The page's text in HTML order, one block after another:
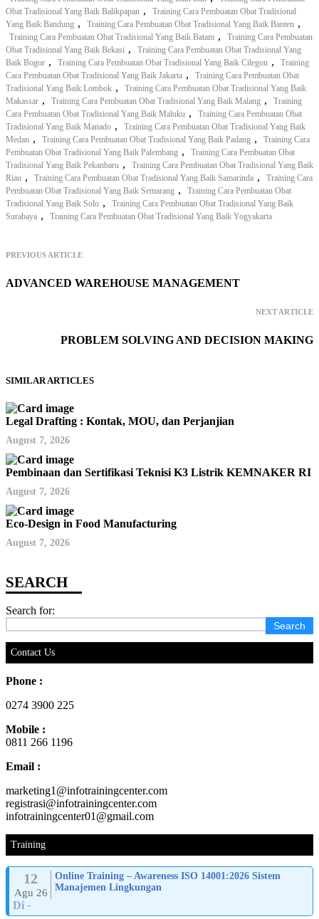
Obat Tradisional Yang Baik Balikpapan ,
Training Cara Pembuatan Obat Tradisional
Yang Baik Bandung , Training Cara Pembuatan Obat Tradisional Yang Baik Banten ,
Training Cara Pembuatan Obat Tradisional Yang Baik Batam ,
Training Cara Pembuatan
Obat Tradisional Yang Baik Bekasi ,
Training Cara Pembuatan Obat Tradisional Yang
Baik Bogor , Training Cara Pembuatan Obat Tradisional Yang Baik Cilegon ,
Training
Cara Pembuatan Obat Tradisional Yang Baik Jakarta ,
Training Cara Pembuatan Obat
Tradisional Yang Baik Lombok ,
Training Cara Pembuatan Obat Tradisional Yang Baik
Makassar , Training Cara Pembuatan Obat Tradisional Yang Baik Malang ,
Training
Cara Pembuatan Obat Tradisional Yang Baik Maluku ,
Training Cara Pembuatan Obat
Tradisional Yang Baik Manado ,
Training Cara Pembuatan Obat Tradisional Yang Baik
Medan , Training Cara Pembuatan Obat Tradisional Yang Baik Padang ,
Training Cara
Pembuatan Obat Tradisional Yang Baik Palembang ,
Training Cara Pembuatan Obat
Tradisional Yang Baik Pekanbaru ,
Training Cara Pembuatan Obat Tradisional Yang Baik
Riau , Training Cara Pembuatan Obat Tradisional Yang Baik Samarinda ,
Training Cara
Pembuatan Obat Tradisional Yang Baik Semarang ,
Training Cara Pembuatan Obat
Tradisional Yang Baik Solo ,
Training Cara Pembuatan Obat Tradisional Yang Baik
Surabaya , Training Cara Pembuatan Obat Tradisional Yang Baik Yogyakarta
PREVIOUS ARTICLE
ADVANCED WAREHOUSE MANAGEMENT
NEXT ARTICLE
PROBLEM SOLVING AND DECISION MAKING
SIMILAR ARTICLES
Legal Drafting : Kontak, MOU, dan Perjanjian
August 7, 2026
Pembinaan dan Sertifikasi Teknisi K3 Listrik KEMNAKER RI
August 7, 2026
Eco-Design in Food Manufacturing
August 7, 2026
Search for:
Contact Us
Phone :
0274 3900 225
Mobile :
0811 266 1196
Email :
marketing1@infotrainingcenter.com
registrasi@infotrainingcenter.com
infotrainingcenter01@gmail.com
Training
12
Agu 26
Online Training – Awareness ISO 14001:2026 Sistem
Manajemen Lingkungan
Di -